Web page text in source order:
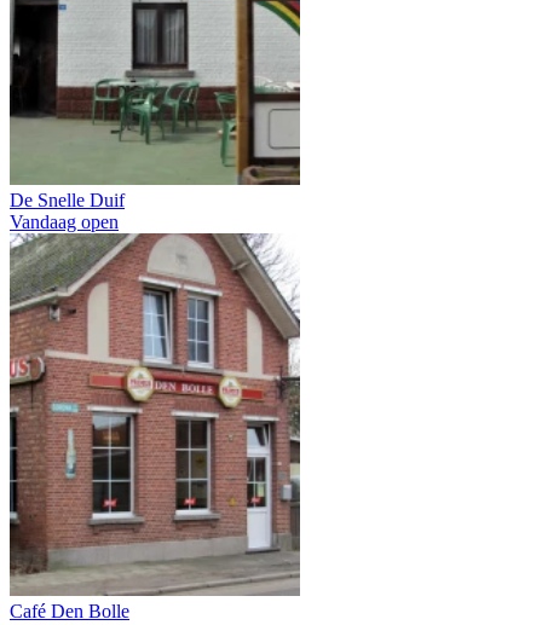
De Snelle Duif
Vandaag open
Café Den Bolle